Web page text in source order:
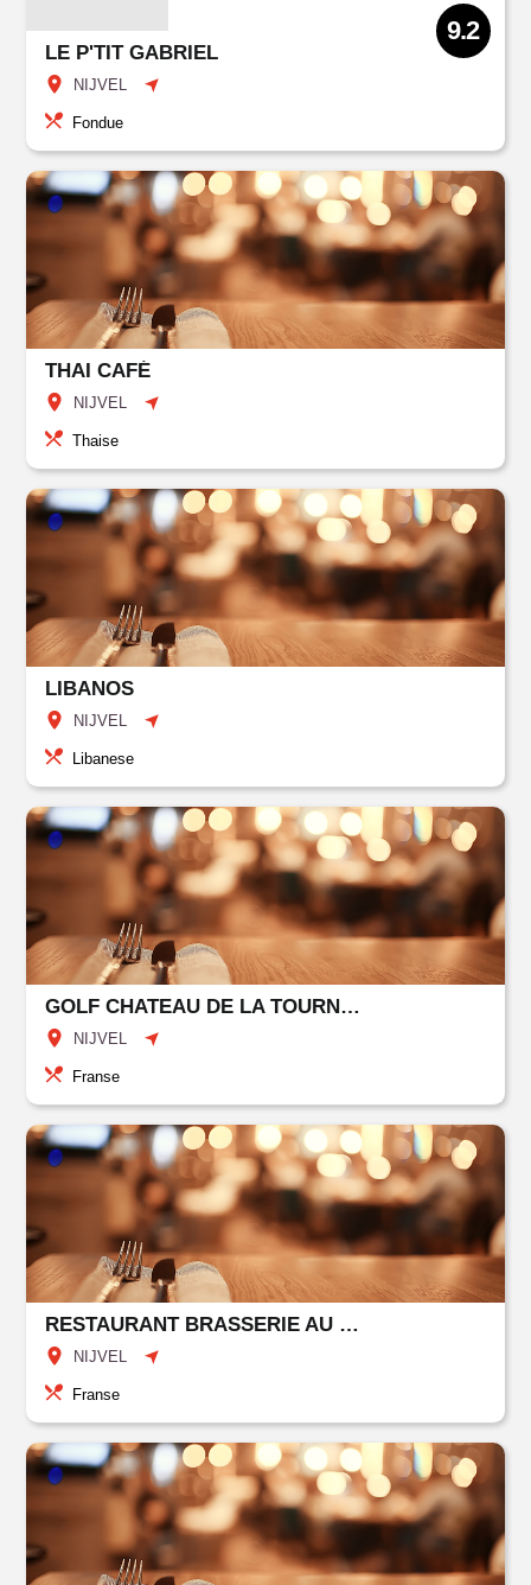
LE P'TIT GABRIEL
NIJVEL
9.2
Fondue
THAI CAFÉ
NIJVEL
Thaise
LIBANOS
NIJVEL
Libanese
GOLF CHATEAU DE LA TOURNETTE / LE 19EME TROU
NIJVEL
Franse
RESTAURANT BRASSERIE AU COMMERCE
NIJVEL
Franse